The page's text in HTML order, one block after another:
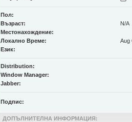
Пол:
Възраст:
N/A
Местонахождение:
Локално Време:
Aug
Език:
Distribution:
Window Manager:
Jabber:
Подпис:
ДОПЪЛНИТЕЛНА ИНФОРМАЦИЯ: